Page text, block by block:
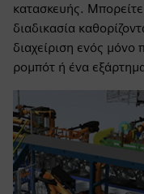
κατασκευής.
διαδικασία
διαχείριση ενός
ρομπότ ή ένα